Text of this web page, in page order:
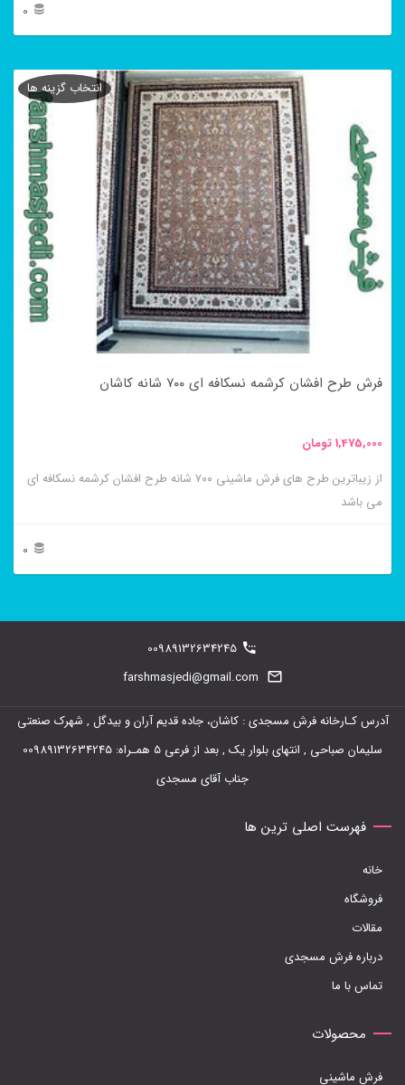
0
محصول
مختلفی
باشد.
گزینه
ها
صفحه
انتخاب
شوند
فرش طرح افشان کرشمه نسکافه ای ۷۰۰ شانه کاشان
1,475,000تومان
از زیباترین طرح های فرش ماشینی ۷۰۰ شانه طرح افشان کرشمه نسکافه ای
می باشد
0
انتخاب گزینه ها
می
باشد.
است
صفحه
محصول
انتخاب
00989132634245
farshmasjedi@gmail.com
آدرس کـارخانه فرش مسجدی : کاشان، جاده قدیم آران و بیدگل , شهرک صنعتی
سلیمان صباحی , انتهای بلوار یک , بعد از فرعی 5 همـراه: 00989132634245
جناب آقای مسجدی
فهرست اصلی ترین ها
خانه
فروشگاه
مقالات
درباره فرش مسجدی
تماس با ما
محصولات
فرش ماشینی